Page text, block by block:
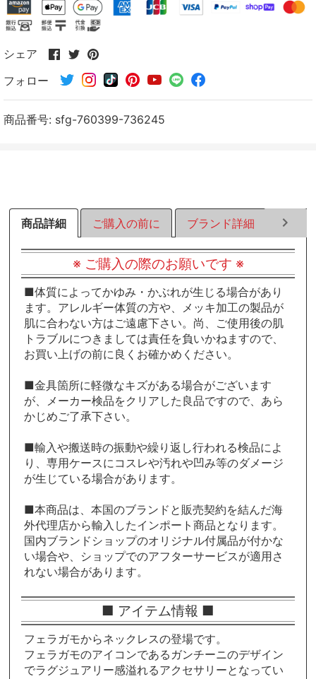
シェア
Facebook
シ
ェ
ア
す
Twitter
シ
ェ
ア
Pinterest
シ
ェ
ア
す
フォロー
商品番号: sfg-760399-736245
商品詳細 ご購入の前に ブランド詳細 ラッ
※ ご購入の際のお願いです ※
■体質によってかゆみ・かぶれが生じる場合があり
ます。アレルギー体質の方や、メッキ加工の製品が
肌に合わない方はご遠慮下さい。尚、ご使用後の肌
トラブルにつきましては責任を負いかねますので、
お買い上げの前に良くお確かめください。
■金具箇所に軽微なキズがある場合がございます
が、メーカー検品をクリアした良品ですので、あら
かじめご了承下さい。
■輸入や搬送時の振動や繰り返し行われる検品によ
り、専用ケースにコスレや汚れや凹み等のダメージ
が生じている場合があります。
■本商品は、本国のブランドと販売契約を結んだ海
外代理店から輸入したインポート商品となります。
国内ブランドショップのオリジナル付属品が付かな
い場合や、ショップでのアフターサービスが適用さ
れない場合があります。
■ アイテム情報 ■
フェラガモからネックレスの登場です。
フェラガモのアイコンであるガンチーニのデザイン
でラグジュアリー感溢れるアクセサリーとなってい